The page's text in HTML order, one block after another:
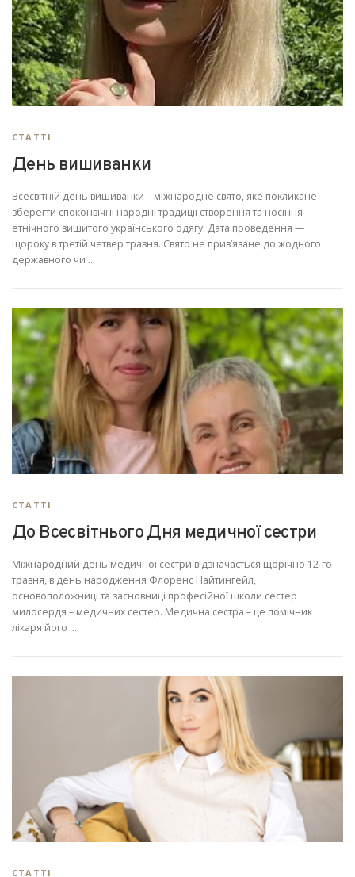
СТАТТІ
День вишиванки
Всесвітній день вишиванки – міжнародне свято, яке покликане
зберегти споконвічні народні традиції створення та носіння
етнічного вишитого українського одягу. Дата проведення —
щороку в третій четвер травня. Свято не прив’язане до жодного
державного чи …
СТАТТІ
До Всесвітнього Дня медичної сестри
Міжнародний день медичної сестри відзначається щорічно 12-го
травня, в день народження Флоренс Найтингейл,
основоположниці та засновниці професійної школи сестер
милосердя – медичних сестер. Медична сестра – це помічник
лікаря його …
СТАТТІ